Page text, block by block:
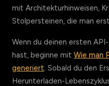
mit Architekturhinweisen,
Stolpersteinen, die man
Wenn du deinen ersten
hast, beginne mit Wie man
generiert. Sobald du den
Herunterladen-